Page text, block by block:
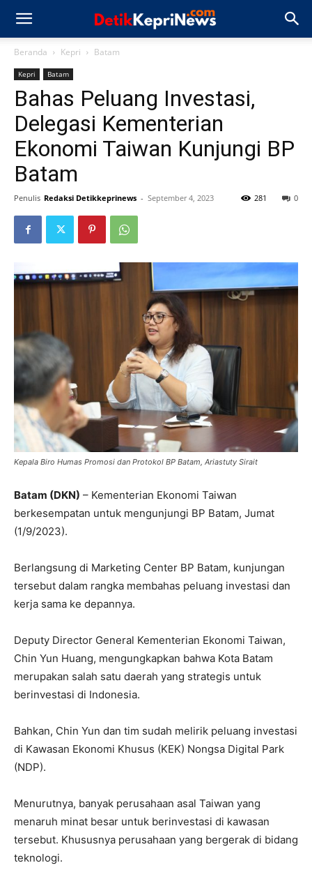
Beranda Kepri Batam
Kepri Batam
Bahas Peluang Investasi,
Delegasi Kementerian
Ekonomi Taiwan Kunjungi BP
Batam
Penulis Redaksi Detikkeprinews - September 4, 2023 0
281
Kepala Biro Humas Promosi dan Protokol BP Batam, Ariastuty Sirait
Batam (DKN) – Kementerian Ekonomi Taiwan
berkesempatan untuk mengunjungi BP Batam, Jumat
(1/9/2023).
Berlangsung di Marketing Center BP Batam, kunjungan
tersebut dalam rangka membahas peluang investasi dan
kerja sama ke depannya.
Deputy Director General Kementerian Ekonomi Taiwan,
Chin Yun Huang, mengungkapkan bahwa Kota Batam
merupakan salah satu daerah yang strategis untuk
berinvestasi di Indonesia.
Bahkan, Chin Yun dan tim sudah melirik peluang investasi
di Kawasan Ekonomi Khusus (KEK) Nongsa Digital Park
(NDP).
Menurutnya, banyak perusahaan asal Taiwan yang
menaruh minat besar untuk berinvestasi di kawasan
tersebut. Khususnya perusahaan yang bergerak di bidang
teknologi.